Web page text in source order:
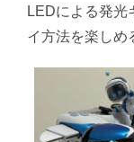
LEDによる発光
イ方法を楽しめ